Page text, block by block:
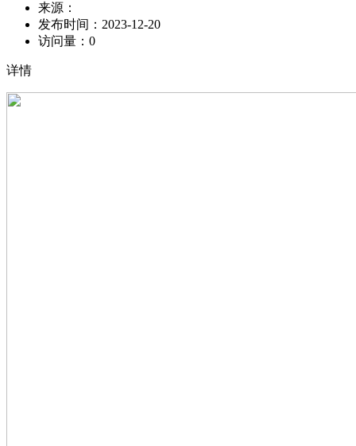
来源：
发布时间： 2023-12-20
访问量： 0
详情